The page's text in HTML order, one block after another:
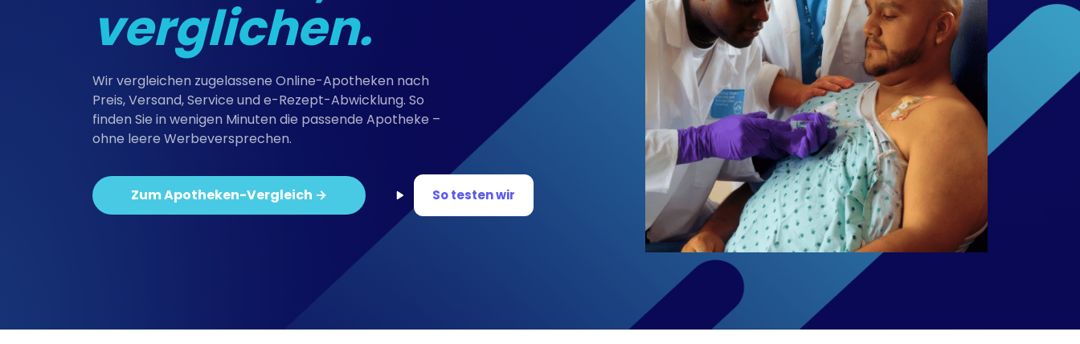
verglichen.
Wir vergleichen zugelassene Online-Apotheken nach
Preis, Versand, Service und e-Rezept-Abwicklung. So
finden Sie in wenigen Minuten die passende Apotheke –
ohne leere Werbeversprechen.
Zum Apotheken-Vergleich → So testen wir